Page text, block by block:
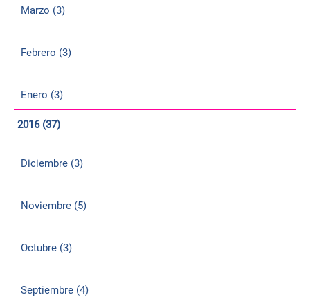
Marzo (3)
Febrero (3)
Enero (3)
2016 (37)
Diciembre (3)
Noviembre (5)
Octubre (3)
Septiembre (4)